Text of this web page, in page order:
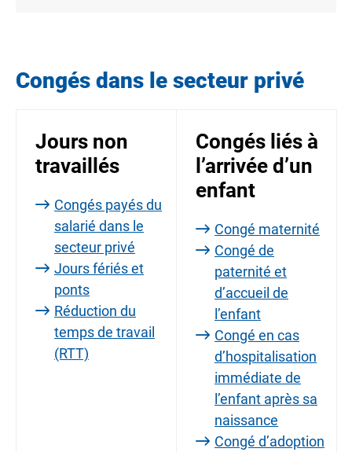
Congés dans le secteur privé
Jours non
travaillés
Congés payés du
salarié dans le
secteur privé
Jours fériés et
ponts
Réduction du
temps de travail
(RTT)
Congés liés à
l’arrivée d’un
enfant
Congé maternité
Congé de
paternité et
d’accueil de
l’enfant
Congé en cas
d’hospitalisation
immédiate de
l’enfant après sa
naissance
Congé d’adoption